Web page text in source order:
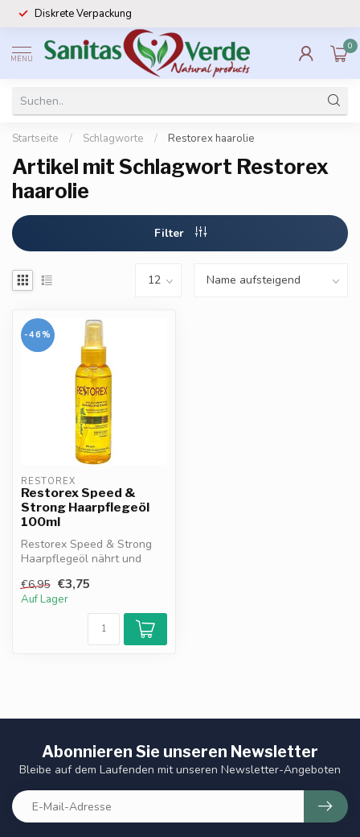
Diskrete Verpackung
MENU
0
Startseite / Schlagworte / Restorex haarolie
Artikel mit Schlagwort Restorex
haarolie
Filter
-46%
RESTOREX
Restorex Speed &
Strong Haarpflegeöl
100ml
Restorex Speed & Strong
Haarpflegeöl nährt und
pflanzlichen...
€6,95 €3,75
Auf Lager
Abonnieren Sie unseren Newsletter
Bleibe auf dem Laufenden mit unseren Newsletter-Angeboten